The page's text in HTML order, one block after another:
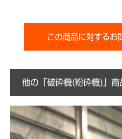
この商品に対するお
他の「破砕機(粉砕機)」商